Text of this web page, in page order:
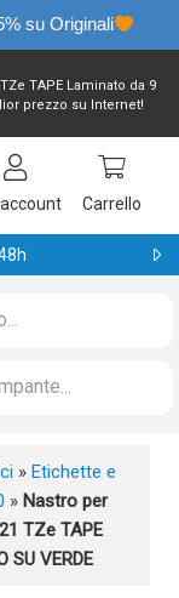
su Originali
TAPE Laminato da 9
prezzo su Internet!
Carrello
» Etichette e
» Nastro per
TZe TAPE
VERDE